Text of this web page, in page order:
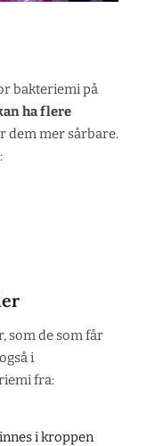
bakteriemi på
ha flere
dem mer sårbare.
som de som får
i
fra:
i kroppen